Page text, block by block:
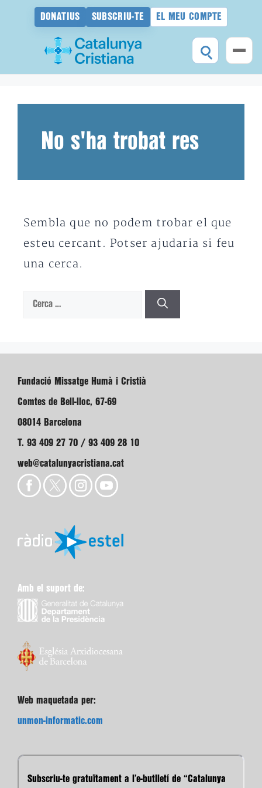
DONATIUS SUBSCRIU-TE EL MEU COMPTE
No s'ha trobat res
Sembla que no podem trobar el que
esteu cercant. Potser ajudaria si feu
una cerca.
Cerca:
Fundació Missatge Humà i Cristià
Comtes de Bell-lloc, 67-69
08014 Barcelona
T. 93 409 27 70 / 93 409 28 10
web@catalunyacristiana.cat
Amb el suport de:
Web maquetada per:
unmon-informatic.com
Subscriu-te gratuïtament a l’e-butlletí de “Catalunya